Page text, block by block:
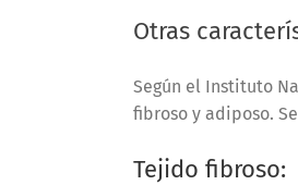
Otras
Según el Instituto
fibroso y adiposo.
Tejido fibroso: